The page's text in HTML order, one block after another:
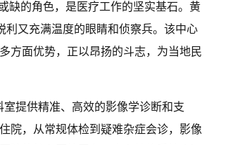
缺的角色，是医疗工作的坚实基石。黄
利又充满温度的眼睛和侦察兵。该中心
方面优势，正以昂扬的斗志，为当地民
提供精准、高效的影像学诊断和支
院，从常规体检到疑难杂症会诊，影像